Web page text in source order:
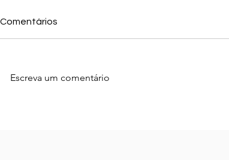
Comentários
Escreva um comentário